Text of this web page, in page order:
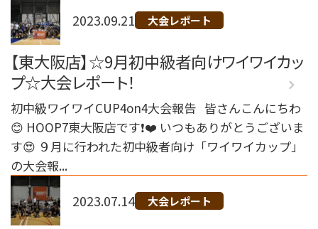
2023.09.21 大会レポート
【東大阪店】☆9月初中級者向けワイワイカッ
プ☆大会レポート！
初中級ワイワイCUP4on4大会報告 皆さんこんにちわ
😊 HOOP7東大阪店です❗️❤️ いつもありがとうございま
す😍 ９月に行われた初中級者向け「ワイワイカップ」
の大会報...
2023.07.14 大会レポート